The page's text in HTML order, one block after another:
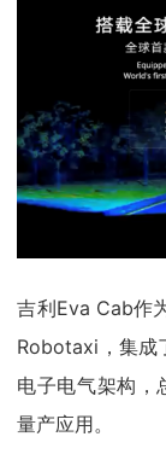
吉利Eva Cab作
Robotaxi，集成
电子电气架构，
量产应用。